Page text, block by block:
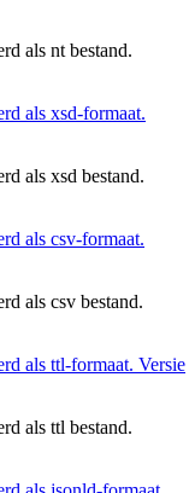
als nt bestand.
als xsd-formaat.
als xsd bestand.
als csv-formaat.
als csv bestand.
als ttl-formaat. Versie
als ttl bestand.